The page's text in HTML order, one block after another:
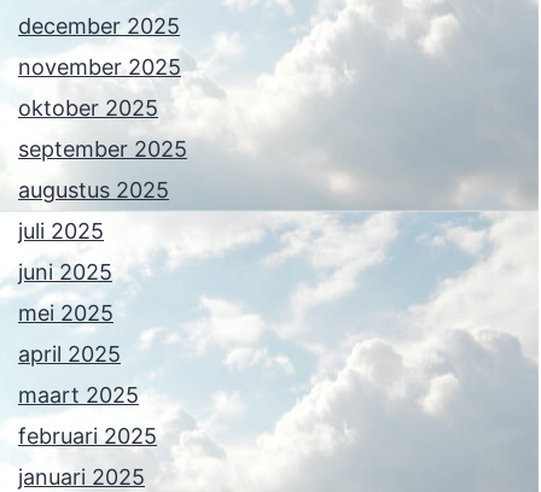
december 2025
november 2025
oktober 2025
september 2025
augustus 2025
juli 2025
juni 2025
mei 2025
april 2025
maart 2025
februari 2025
januari 2025